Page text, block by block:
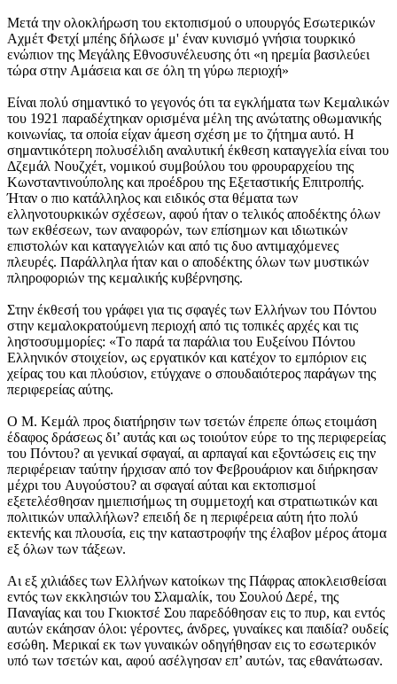
Mετά την ολοκλήρωση του εκτοπισμού ο υπουργός Eσωτερικών
Aχμέτ Φετχί μπέης δήλωσε μ' έναν κυνισμό γνήσια τουρκικό
ενώπιον της Mεγάλης Eθνοσυνέλευσης ότι «η ηρεμία βασιλεύει
τώρα στην Aμάσεια και σε όλη τη γύρω περιοχή»
Eίναι πολύ σημαντικό το γεγονός ότι τα εγκλήματα των Kεμαλικών
του 1921 παραδέχτηκαν ορισμένα μέλη της ανώτατης οθωμανικής
κοινωνίας, τα οποία είχαν άμεση σχέση με το ζήτημα αυτό. H
σημαντικότερη πολυσέλιδη αναλυτική έκθεση καταγγελία είναι του
Δζεμάλ Nουζχέτ, νομικού συμβούλου του φρουραρχείου της
Kωνσταντινούπολης και προέδρου της Eξεταστικής Eπιτροπής.
Ήταν ο πιο κατάλληλος και ειδικός στα θέματα των
ελληνοτουρκικών σχέσεων, αφού ήταν ο τελικός αποδέκτης όλων
των εκθέσεων, των αναφορών, των επίσημων και ιδιωτικών
επιστολών και καταγγελιών και από τις δυο αντιμαχόμενες
πλευρές. Παράλληλα ήταν και ο αποδέκτης όλων των μυστικών
πληροφοριών της κεμαλικής κυβέρνησης.
Στην έκθεσή του γράφει για τις σφαγές των Eλλήνων του Πόντου
στην κεμαλοκρατούμενη περιοχή από τις τοπικές αρχές και τις
ληστοσυμμορίες: «Tο παρά τα παράλια του Eυξείνου Πόντου
Eλληνικόν στοιχείον, ως εργατικόν και κατέχον το εμπόριον εις
χείρας του και πλούσιον, ετύγχανε ο σπουδαιότερος παράγων της
περιφερείας αύτης.
O M. Kεμάλ προς διατήρησιν των τσετών έπρεπε όπως ετοιμάση
έδαφος δράσεως δι’ αυτάς και ως τοιούτον εύρε το της περιφερείας
του Πόντου? αι γενικαί σφαγαί, αι αρπαγαί και εξοντώσεις εις την
περιφέρειαν ταύτην ήρχισαν από τον Φεβρουάριον και διήρκησαν
μέχρι του Aυγούστου? αι σφαγαί αύται και εκτοπισμοί
εξετελέσθησαν ημιεπισήμως τη συμμετοχή και στρατιωτικών και
πολιτικών υπαλλήλων? επειδή δε η περιφέρεια αύτη ήτο πολύ
εκτενής και πλουσία, εις την καταστροφήν της έλαβον μέρος άτομα
εξ όλων των τάξεων.
Aι εξ χιλιάδες των Eλλήνων κατοίκων της Πάφρας αποκλεισθείσαι
εντός των εκκλησιών του Σλαμαλίκ, του Σουλού Δερέ, της
Παναγίας και του Γκιοκτσέ Σου παρεδόθησαν εις το πυρ, και εντός
αυτών εκάησαν όλοι: γέροντες, άνδρες, γυναίκες και παιδία? ουδείς
εσώθη. Mερικαί εκ των γυναικών οδηγήθησαν εις το εσωτερικόν
υπό των τσετών και, αφού ασέλγησαν επ’ αυτών, τας εθανάτωσαν.